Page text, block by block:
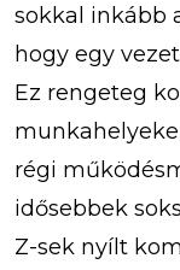
sokkal inkább
hogy egy
Ez rengeteg
régi
idősebbek
Z-sek nyílt